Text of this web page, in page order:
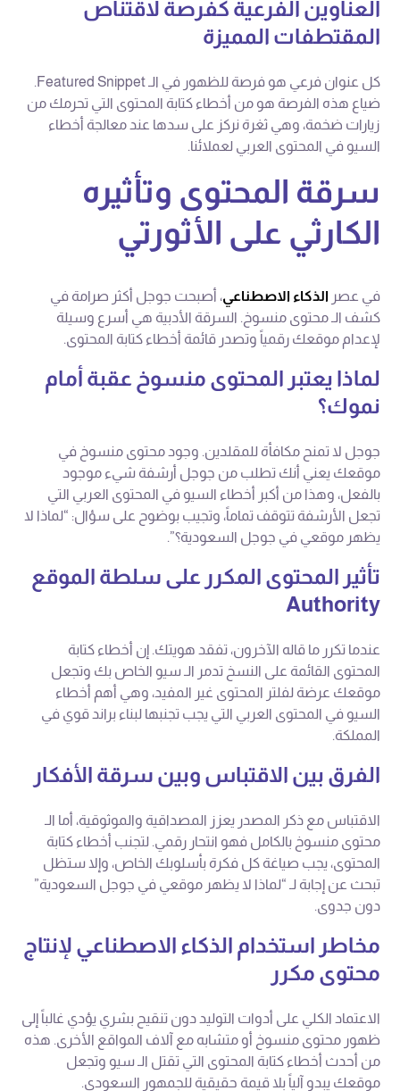
العناوين الفرعية كفرصة لاقتناص
المقتطفات المميزة
كل عنوان فرعي هو فرصة للظهور في الـ Featured Snippet.
ضياع هذه الفرصة هو من أخطاء كتابة المحتوى التي تحرمك من
زيارات ضخمة، وهي ثغرة نركز على سدها عند معالجة أخطاء
السيو في المحتوى العربي لعملائنا.
سرقة المحتوى وتأثيره
الكارثي على الأثورتي
في عصر الذكاء الاصطناعي، أصبحت جوجل أكثر صرامة في
كشف الـ محتوى منسوخ. السرقة الأدبية هي أسرع وسيلة
لإعدام موقعك رقمياً وتصدر قائمة أخطاء كتابة المحتوى.
لماذا يعتبر المحتوى منسوخ عقبة أمام
نموك؟
جوجل لا تمنح مكافأة للمقلدين. وجود محتوى منسوخ في
موقعك يعني أنك تطلب من جوجل أرشفة شيء موجود
بالفعل، وهذا من أكبر أخطاء السيو في المحتوى العربي التي
تجعل الأرشفة تتوقف تماماً، وتجيب بوضوح على سؤال: “لماذا لا
يظهر موقعي في جوجل السعودية؟”.
تأثير المحتوى المكرر على سلطة الموقع
Authority
عندما تكرر ما قاله الآخرون، تفقد هويتك. إن أخطاء كتابة
المحتوى القائمة على النسخ تدمر الـ سيو الخاص بك وتجعل
موقعك عرضة لفلتر المحتوى غير المفيد، وهي أهم أخطاء
السيو في المحتوى العربي التي يجب تجنبها لبناء براند قوي في
المملكة.
الفرق بين الاقتباس وبين سرقة الأفكار
الاقتباس مع ذكر المصدر يعزز المصداقية والموثوقية، أما الـ
محتوى منسوخ بالكامل فهو انتحار رقمي. لتجنب أخطاء كتابة
المحتوى، يجب صياغة كل فكرة بأسلوبك الخاص، وإلا ستظل
تبحث عن إجابة لـ “لماذا لا يظهر موقعي في جوجل السعودية”
دون جدوى.
مخاطر استخدام الذكاء الاصطناعي لإنتاج
محتوى مكرر
الاعتماد الكلي على أدوات التوليد دون تنقيح بشري يؤدي غالباً إلى
ظهور محتوى منسوخ أو متشابه مع آلاف المواقع الأخرى. هذه
من أحدث أخطاء كتابة المحتوى التي تقتل الـ سيو وتجعل
موقعك يبدو آلياً بلا قيمة حقيقية للجمهور السعودي.